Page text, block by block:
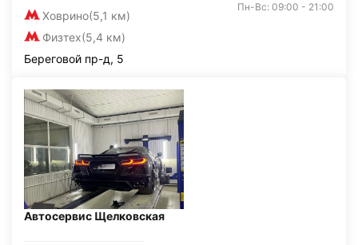
Ховрино(5,1 км)
Физтех(5,4 км)
Пн-Вс: 09:00 - 21:00
Береговой пр-д, 5
Автосервис Щелковская